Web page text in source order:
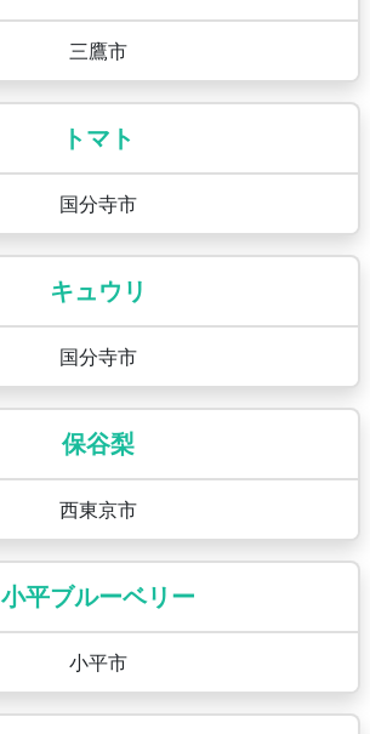
三鷹市
トマト
国分寺市
キュウリ
国分寺市
保谷梨
西東京市
小平ブルーベリー
小平市